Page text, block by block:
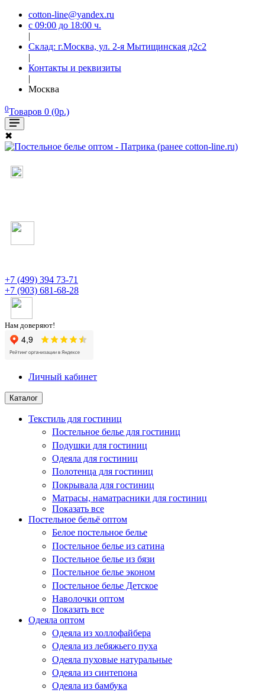
cotton-line@yandex.ru
с 09:00 до 18:00 ч.
|
Склад: г.Москва, ул. 2-я Мытищинская д2с2
|
Контакты и реквизиты
|
Москва
0Товаров 0 (0р.)
✖
+7 (499) 394 73-71
+7 (903) 681-68-28
Нам доверяют!
Личный кабинет
Каталог
Текстиль для гостиниц
Постельное белье для гостиниц
Подушки для гостиниц
Одеяла для гостиниц
Полотенца для гостиниц
Покрывала для гостиниц
Матрасы, наматрасники для гостиниц
Показать все
Постельное бельё оптом
Белое постельное белье
Постельное белье из сатина
Постельное белье из бязи
Постельное белье эконом
Постельное белье Детское
Наволочки оптом
Показать все
Одеяла оптом
Одеяла из холлофайбера
Одеяла из лебяжьего пуха
Одеяла пуховые натуральные
Одеяла из синтепона
Одеяла из бамбука